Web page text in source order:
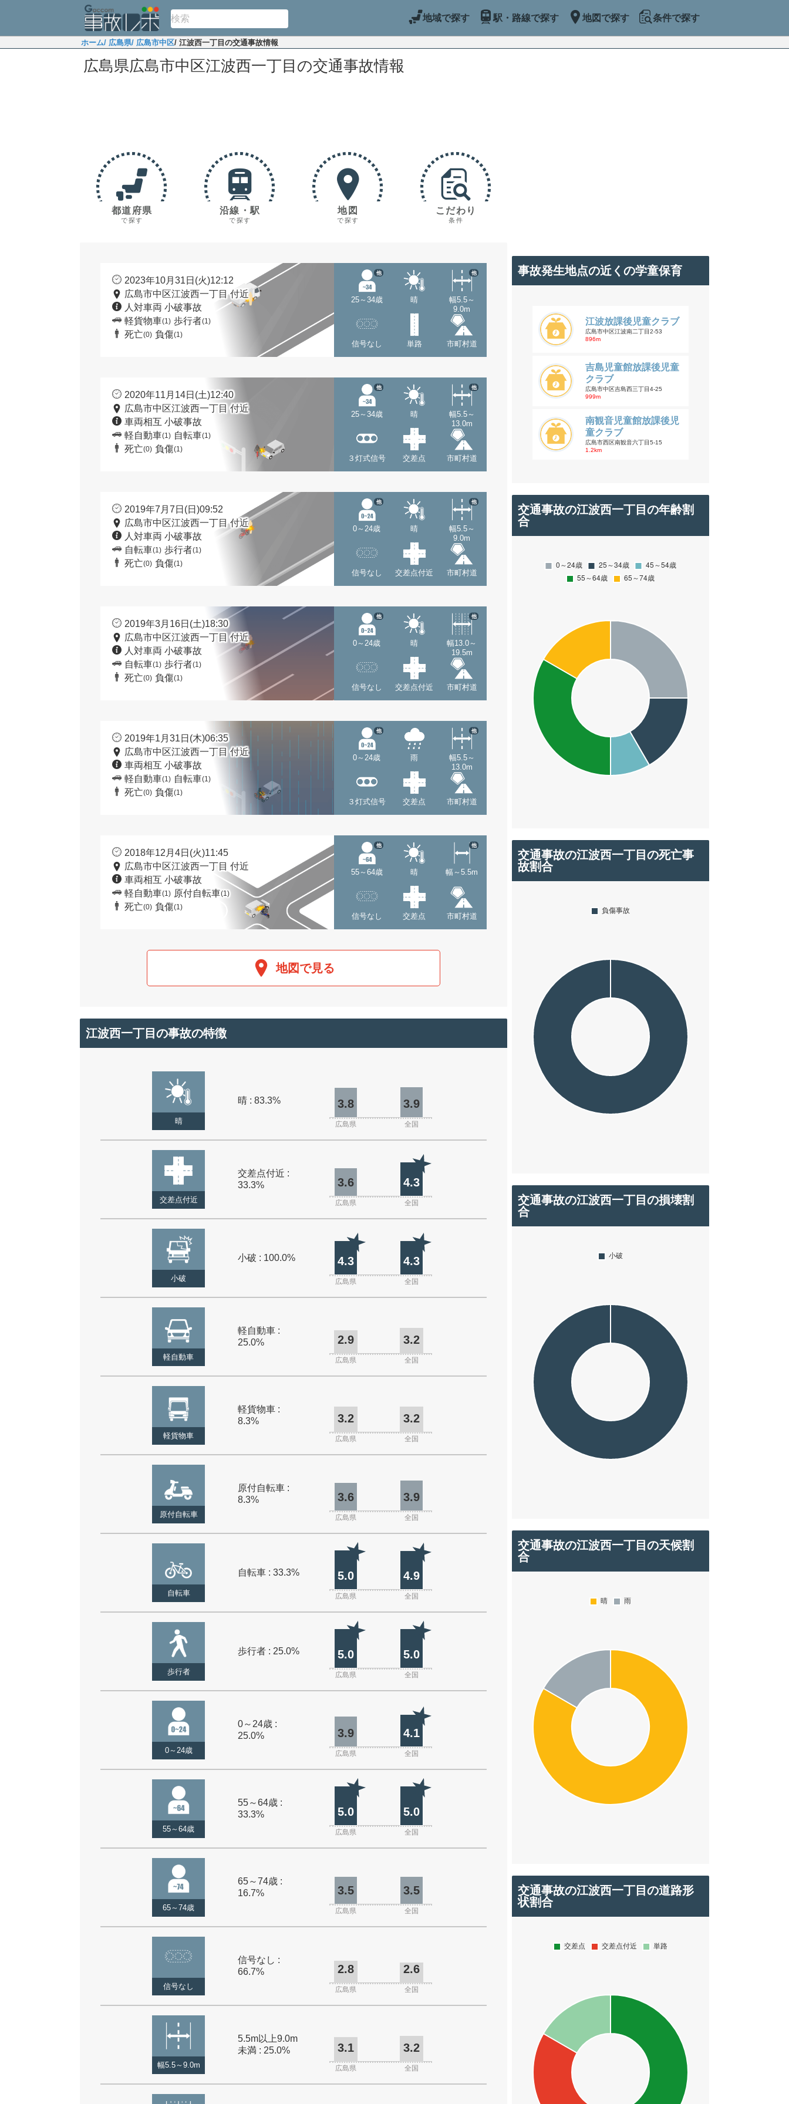
地域で探す 駅・路線で探す 地図で探す 条件で探す
ホーム/ 広島県/ 広島市中区/ 江波西一丁目の交通事故情報
広島県広島市中区江波西一丁目の交通事故情報
都道府県
で探す
沿線・駅
で探す
地図
で探す
こだわり
条件
2023年10月31日(火)12:12
広島市中区江波西一丁目 付近
人対車両 小破事故
軽貨物車(1) 歩行者(1)
死亡(0) 負傷(1)
25～34歳
他
晴
幅5.5～
9.0m
他
信号なし 単路 市町村道
2020年11月14日(土)12:40
広島市中区江波西一丁目 付近
車両相互 小破事故
軽自動車(1) 自転車(1)
死亡(0) 負傷(1)
25～34歳
他
晴
幅5.5～
13.0m
他
３灯式信号 交差点 市町村道
2019年7月7日(日)09:52
広島市中区江波西一丁目 付近
人対車両 小破事故
自転車(1) 歩行者(1)
死亡(0) 負傷(1)
0～24歳
他
晴
幅5.5～
9.0m
他
信号なし 交差点付近 市町村道
2019年3月16日(土)18:30
広島市中区江波西一丁目 付近
人対車両 小破事故
自転車(1) 歩行者(1)
死亡(0) 負傷(1)
0～24歳
他
晴
幅13.0～
19.5m
他
信号なし 交差点付近 市町村道
2019年1月31日(木)06:35
広島市中区江波西一丁目 付近
車両相互 小破事故
軽自動車(1) 自転車(1)
死亡(0) 負傷(1)
0～24歳
他
雨
幅5.5～
13.0m
他
３灯式信号 交差点 市町村道
2018年12月4日(火)11:45
広島市中区江波西一丁目 付近
車両相互 小破事故
軽自動車(1) 原付自転車(1)
死亡(0) 負傷(1)
55～64歳
他
晴 幅～5.5m
他
信号なし 交差点 市町村道
地図で見る
江波西一丁目の事故の特徴
晴
晴 : 83.3% 3.8 3.9
広島県 全国
交差点付近
交差点付近 :
33.3%
3.6 4.3
広島県 全国
小破
小破 : 100.0% 4.3 4.3
広島県 全国
軽自動車
軽自動車 :
25.0%
2.9 3.2
広島県 全国
軽貨物車
軽貨物車 :
8.3%
3.2 3.2
広島県 全国
原付自転車
原付自転車 :
8.3%
3.6 3.9
広島県 全国
自転車
自転車 : 33.3% 5.0 4.9
広島県 全国
歩行者
歩行者 : 25.0% 5.0 5.0
広島県 全国
0～24歳
0～24歳 :
25.0%
3.9 4.1
広島県 全国
55～64歳
55～64歳 :
33.3%
5.0 5.0
広島県 全国
65～74歳
65～74歳 :
16.7%
3.5 3.5
広島県 全国
信号なし
信号なし :
66.7%
2.8 2.6
広島県 全国
幅5.5～9.0m
5.5m以上9.0m
未満 : 25.0%
3.1 3.2
広島県 全国
事故発生地点の近くの学童保育
江波放課後児童クラブ
広島市中区江波南二丁目2-53
896m
吉島児童館放課後児童
クラブ
広島市中区吉島西三丁目4-25
999m
南観音児童館放課後児
童クラブ
広島市西区南観音六丁目5-15
1.2km
交通事故の江波西一丁目の年齢割
合
交通事故の江波西一丁目の死亡事
故割合
交通事故の江波西一丁目の損壊割
合
交通事故の江波西一丁目の天候割
合
交通事故の江波西一丁目の道路形
状割合